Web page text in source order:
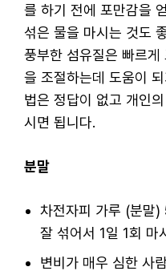
를 하기 전에 포만감을
섞은 물을 마시는 것도
풍부한 섬유질은 빠르
을 조절하는데 도움이
법은 정답이 없고 개인
시면 됩니다.
분말
차전자피 가루 (분말)
잘 섞어서 1일 1회 마
변비가 매우 심한 사